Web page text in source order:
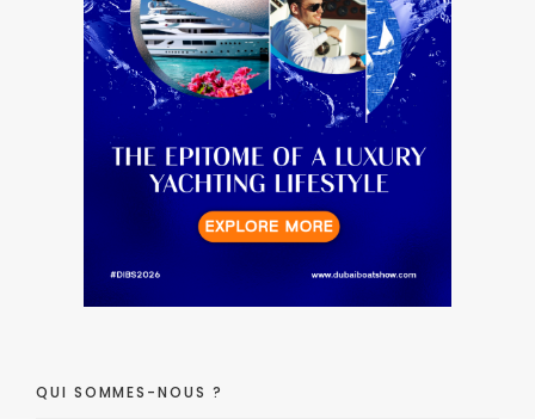
QUI SOMMES-NOUS ?